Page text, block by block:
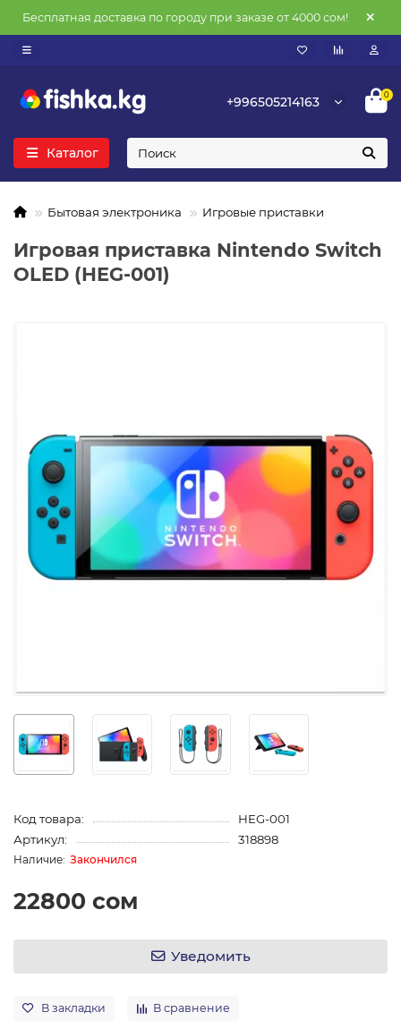
Бесплатная доставка по городу при заказе от 4000 сом!
+996505214163 0
Каталог
Бытовая электроника Игровые приставки
Игровая приставка Nintendo Switch
OLED (HEG-001)
Код товара:
HEG-001
Артикул:
318898
Закончился
22800 сом
Уведомить
В закладки В сравнение